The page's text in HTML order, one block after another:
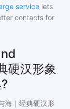
service lets
contacts for
硬汉形象
海｜经典硬汉形